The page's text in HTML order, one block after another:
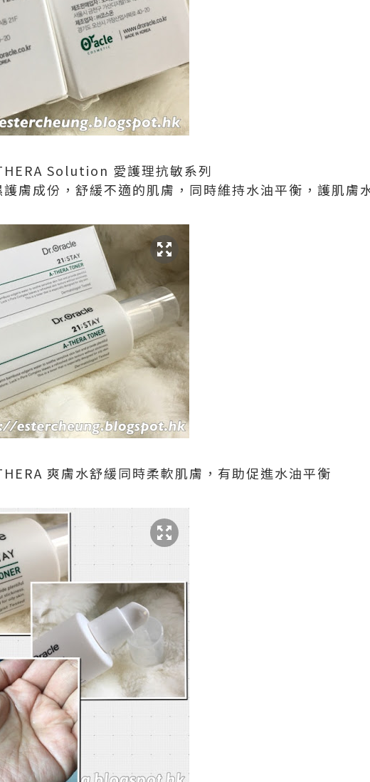
Solution 愛護理抗敏系列
膚成份，舒緩不適的肌膚，同時維持水油平衡，護肌膚
爽膚水舒緩同時柔軟肌膚，有助促進水油平衡